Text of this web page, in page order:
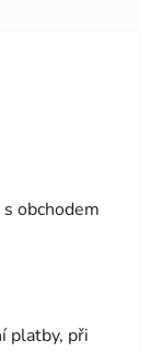
obchodem
platby, při